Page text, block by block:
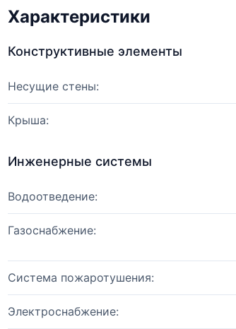
Характеристики
Конструктивные элементы
Несущие стены:
Крыша:
Инженерные системы
Водоотведение:
Газоснабжение:
Система пожаротушения:
Электроснабжение: